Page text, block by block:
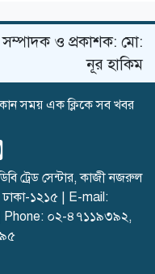
সিদ্ধান্ত ছিল: আনচেলত্তি
ভারত-পাকিস্তান,
সিরিজের আগে নাহিদ
নিয়ে তাসকিনের বার্তা
সম্পাদক ও প্রকাশক: মো:
নূর হাকিম
কোন সময় এক ক্লিকে সব খবর
ট্রেড সেন্টার, কাজী নজরুল
ঢাকা-১২১৫ | E-mail:
| Phone: ০২-৪৭১১৯৩৯২,